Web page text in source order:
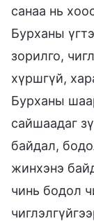
санаа нь
Бурханы
зорилго,
хүршгүй,
Бурханы
сайшаадаг
байдал,
жинхэнэ
чинь бодол